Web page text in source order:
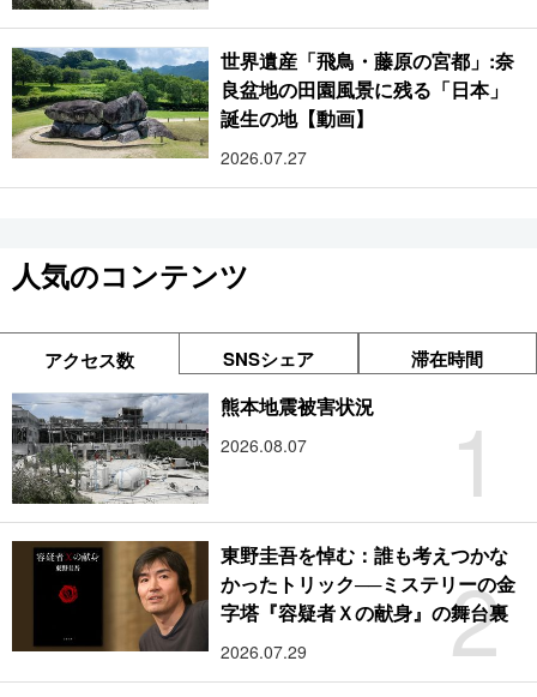
世界遺産「飛鳥・藤原の宮都」:奈
良盆地の田園風景に残る「日本」
誕生の地【動画】
2026.07.27
人気のコンテンツ
アクセス数 SNSシェア 滞在時間
1
熊本地震被害状況
2026.08.07
2
東野圭吾を悼む：誰も考えつかな
かったトリック──ミステリーの金
字塔『容疑者Ｘの献身』の舞台裏
2026.07.29